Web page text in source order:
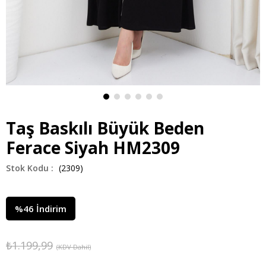
Taş Baskılı Büyük Beden
Ferace Siyah HM2309
(2309)
%46 İndirim
₺1.199,99 (KDV Dahil)